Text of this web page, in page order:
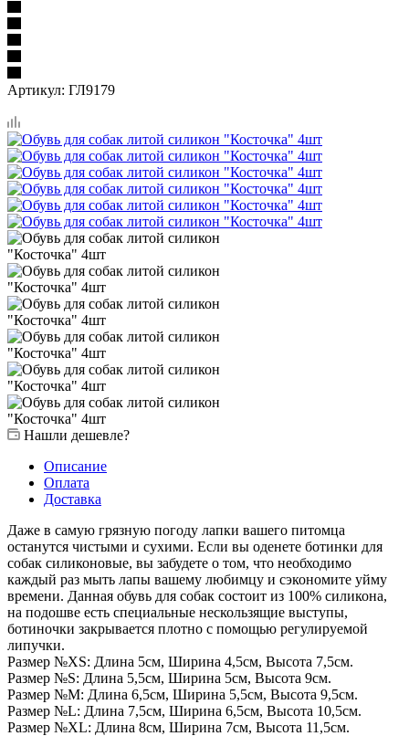
Артикул: ГЛ9179
Нашли дешевле?
Описание
Оплата
Доставка
Даже в самую грязную погоду лапки вашего питомца
останутся чистыми и сухими. Если вы оденете ботинки для
собак силиконовые, вы забудете о том, что необходимо
каждый раз мыть лапы вашему любимцу и сэкономите уйму
времени. Данная обувь для собак состоит из 100% силикона,
на подошве есть специальные нескользящие выступы,
ботиночки закрывается плотно с помощью регулируемой
липучки.
Размер №XS: Длина 5см, Ширина 4,5см, Высота 7,5см.
Размер №S: Длина 5,5см, Ширина 5см, Высота 9см.
Размер №M: Длина 6,5см, Ширина 5,5см, Высота 9,5см.
Размер №L: Длина 7,5см, Ширина 6,5см, Высота 10,5см.
Размер №XL: Длина 8см, Ширина 7см, Высота 11,5см.